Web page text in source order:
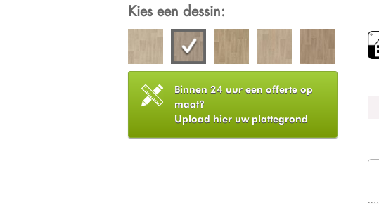
Kies een dessin:
Binnen 24 uur een offerte op
maat?
Upload hier uw plattegrond